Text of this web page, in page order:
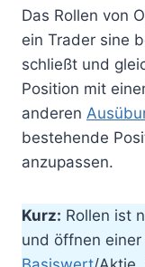
Das Rollen von
ein Trader sine
schließt und
Position mit
anderen
bestehende
anzupassen.
Kurz: Rollen ist
und öffnen